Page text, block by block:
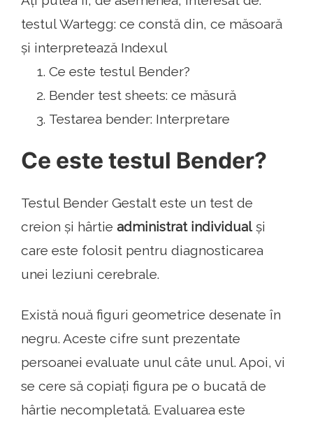
testul Wartegg: ce constă din, ce măsoară
și interpretează Indexul
Ce este testul Bender?
Bender test sheets: ce măsură
Testarea bender: Interpretare
Ce este testul Bender?
Testul Bender Gestalt este un test de
creion și hârtie administrat individualși
care este folosit pentru diagnosticarea
unei leziuni cerebrale.
Există nouă figuri geometrice desenate în
negru. Aceste cifre sunt prezentate
persoanei evaluate unul câte unul. Apoi, vi
se cere să copiați figura pe o bucată de
hârtie necompletată. Evaluarea este